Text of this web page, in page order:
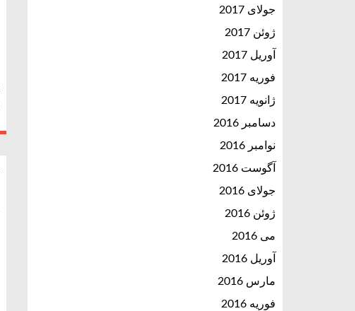
جولای 2017
ژوئن 2017
آوریل 2017
فوریه 2017
ژانویه 2017
دسامبر 2016
نوامبر 2016
آگوست 2016
جولای 2016
ژوئن 2016
می 2016
آوریل 2016
مارس 2016
فوریه 2016